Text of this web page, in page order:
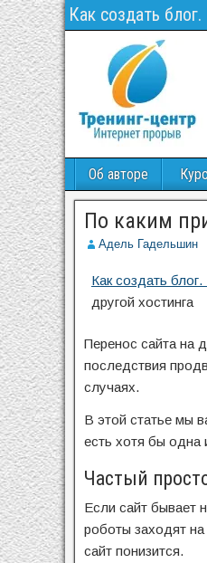
Как создать
Об авторе
По каким
Адель Гадельшин
Как создать
другой хостинга
Перенос сайта на
последствия
случаях.
В этой статье мы
есть хотя бы одна
Частый
Если сайт бывает
роботы заходят на
сайт понизится.